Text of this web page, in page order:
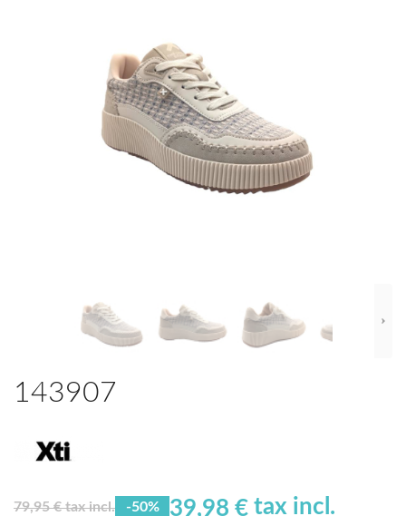
143907
79,95 € tax incl. -50% 39,98 € tax incl.